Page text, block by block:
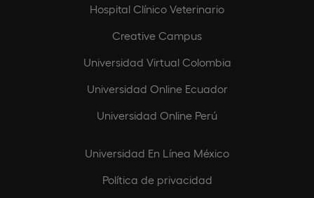
Hospital Clínico Veterinario
Creative Campus
Universidad Virtual Colombia
Universidad Online Ecuador
Universidad Online Perú
Universidad En Línea México
Política de privacidad